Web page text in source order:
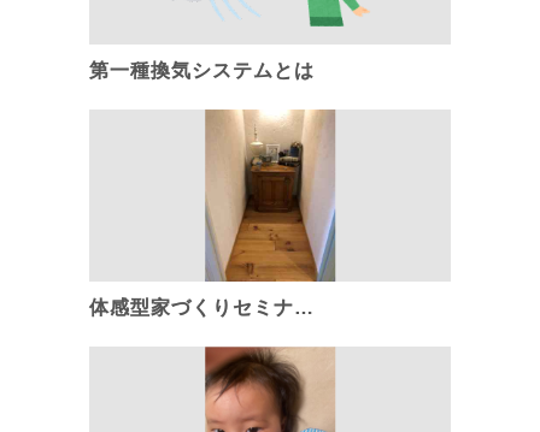
第一種換気システムとは
体感型家づくりセミナ…